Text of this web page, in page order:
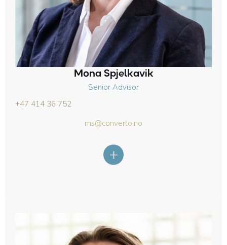
Mona Spjelkavik
Senior Advisor
+47 414 36 752
ms@converto.no